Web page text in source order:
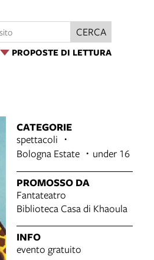
PROPOSTE DI LETTURA
CERCA
CATEGORIE
spettacoli
Bologna Estate
under 16
PROMOSSO DA
Fantateatro
Biblioteca Casa di Khaoula
INFO
evento gratuito